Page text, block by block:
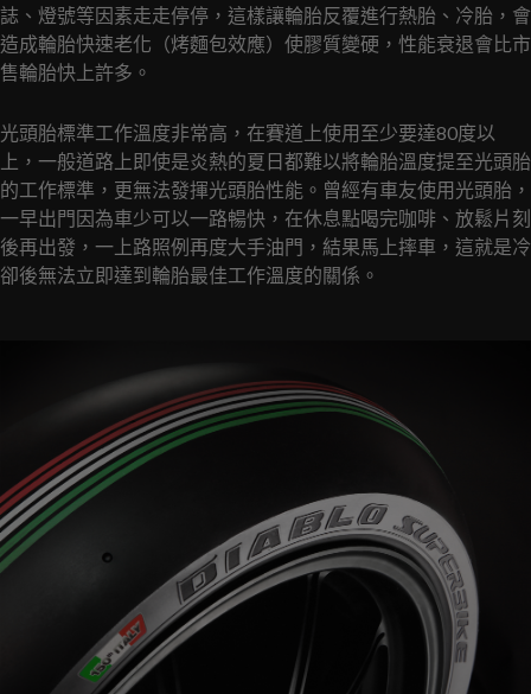
誌、燈號等因素走走停停，這樣讓輪胎反覆進行熱胎、冷胎，會
造成輪胎快速老化（烤麵包效應）使膠質變硬，性能衰退會比市
售輪胎快上許多。
光頭胎標準工作溫度非常高，在賽道上使用至少要達80度以
上，一般道路上即使是炎熱的夏日都難以將輪胎溫度提至光頭胎
的工作標準，更無法發揮光頭胎性能。曾經有車友使用光頭胎，
一早出門因為車少可以一路暢快，在休息點喝完咖啡、放鬆片刻
後再出發，一上路照例再度大手油門，結果馬上摔車，這就是冷
卻後無法立即達到輪胎最佳工作溫度的關係。